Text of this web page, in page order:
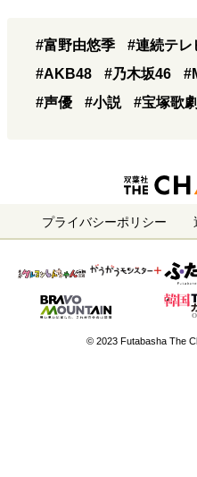
#富野由悠季 #連続テレ
#AKB48
#乃木坂46
#声優
#小説 #宝塚歌
プライバシーポリシー
© 2023 Futabasha The